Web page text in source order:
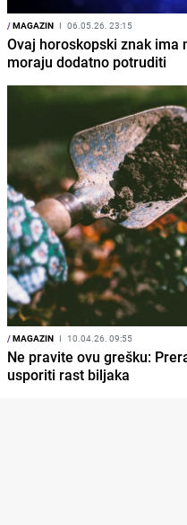
/MAGAZIN I 06.05.26. 23:15
Ovaj horoskopski znak ima
moraju dodatno potruditi
/MAGAZIN I 10.04.26. 09:55
Ne pravite ovu grešku:
usporiti rast biljaka